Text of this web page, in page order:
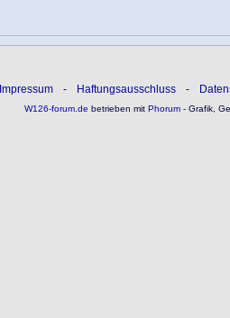
Impressum - Haftungsausschluss -
W126-forum.de betrieben mitPhorum- Grafik,